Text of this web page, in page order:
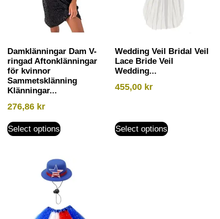
Damklänningar Dam V-
ringad Aftonklänningar
för kvinnor
Sammetsklänning
Klänningar...
276,86 kr
Select options
Wedding Veil Bridal Veil
Lace Bride Veil
Wedding...
455,00 kr
Select options